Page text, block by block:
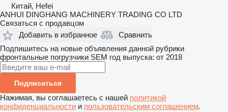
Китай, Hefei
ANHUI DINGHANG MACHINERY TRADING CO LTD
Связаться с продавцом
Добавить в избранное
Сравнить
Подпишитесь на новые объявления данной рубрики
фронтальные погрузчики SEM год выпуска: от 2018
Подписаться
Нажимая, вы соглашаетесь с нашей политикой
конфиденциальности и пользовательским соглашением.